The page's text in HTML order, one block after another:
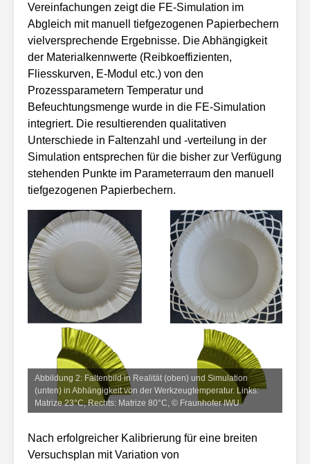
Vereinfachungen zeigt die FE-Simulation im
Abgleich mit manuell tiefgezogenen Papierbechern
vielversprechende Ergebnisse. Die Abhängigkeit
der Materialkennwerte (Reibkoeffizienten,
Fliesskurven, E-Modul etc.) von den
Prozessparametern Temperatur und
Befeuchtungsmenge wurde in die FE-Simulation
integriert. Die resultierenden qualitativen
Unterschiede in Faltenzahl und -verteilung in der
Simulation entsprechen für die bisher zur Verfügung
stehenden Punkte im Parameterraum den manuell
tiefgezogenen Papierbechern.
Abbildung 2: Faltenbild in Realität (oben) und Simulation
(unten) in Abhängigkeit von der Werkzeugtemperatur. Links:
Matrize 23°C, Rechts: Matrize 80°C, © Fraunhofer IWU
Nach erfolgreicher Kalibrierung für eine breiten
Versuchsplan mit Variation von